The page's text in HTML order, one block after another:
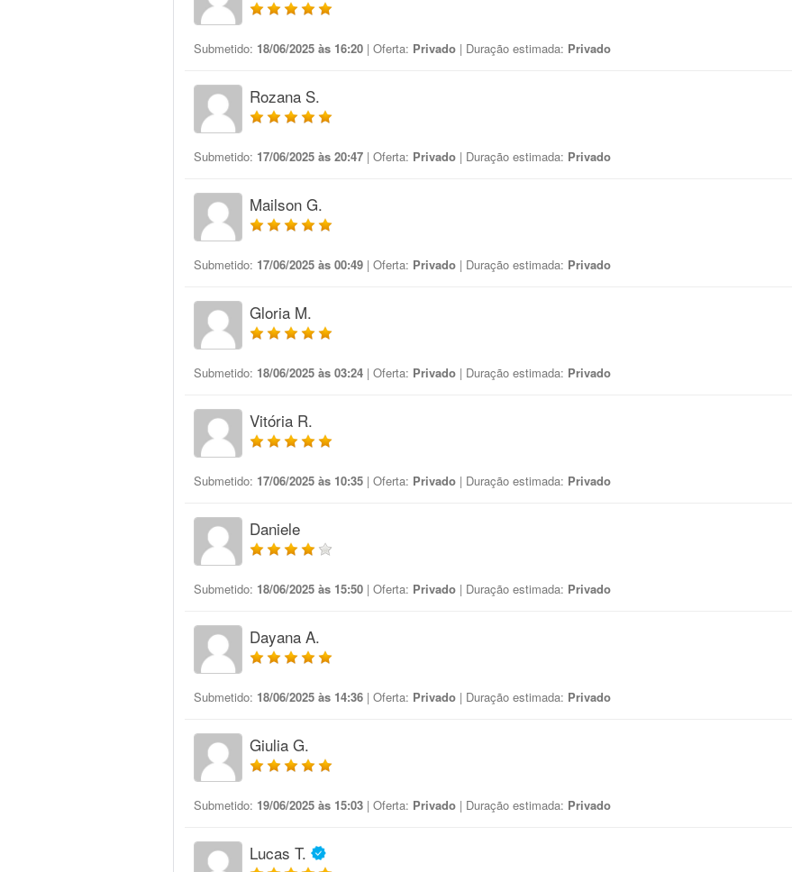
Submetido: 18/06/2025 às 16:20 | Oferta: Privado | Duração estimada: Privado
Rozana S.
Submetido: 17/06/2025 às 20:47 | Oferta: Privado | Duração estimada: Privado
Mailson G.
Submetido: 17/06/2025 às 00:49 | Oferta: Privado | Duração estimada: Privado
Gloria M.
Submetido: 18/06/2025 às 03:24 | Oferta: Privado | Duração estimada: Privado
Vitória R.
Submetido: 17/06/2025 às 10:35 | Oferta: Privado | Duração estimada: Privado
Daniele
Submetido: 18/06/2025 às 15:50 | Oferta: Privado | Duração estimada: Privado
Dayana A.
Submetido: 18/06/2025 às 14:36 | Oferta: Privado | Duração estimada: Privado
Giulia G.
Submetido: 19/06/2025 às 15:03 | Oferta: Privado | Duração estimada: Privado
Lucas T.